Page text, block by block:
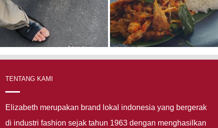
TENTANG KAMI
Elizabeth merupakan brand lokal indonesia yang bergerak
di industri fashion sejak tahun 1963 dengan menghasilkan